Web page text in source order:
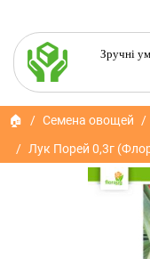
Зручні
🏠 Семена овощей
Лук Порей 0,3г